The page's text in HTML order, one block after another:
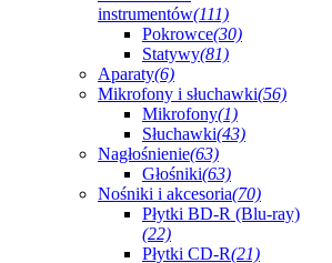
instrumentów(111)
Pokrowce(30)
Statywy(81)
Aparaty(6)
Mikrofony i słuchawki(56)
Mikrofony(1)
Słuchawki(43)
Nagłośnienie(63)
Głośniki(63)
Nośniki i akcesoria(70)
Płytki BD-R (Blu-ray)
(22)
Płytki CD-R(21)